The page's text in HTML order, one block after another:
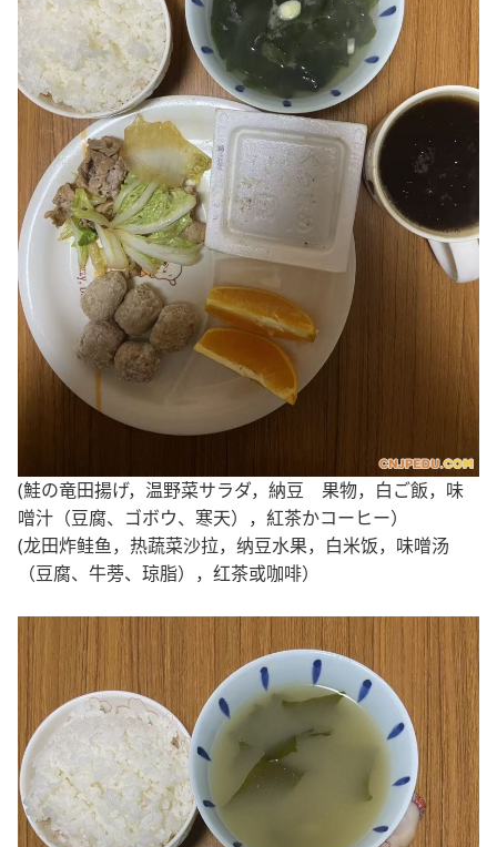
(鮭の竜田揚げ，温野菜サラダ，納豆 果物，白ご飯，味
噌汁（豆腐、ゴボウ、寒天），紅茶かコーヒー）
(龙田炸鲑鱼，热蔬菜沙拉，纳豆水果，白米饭，味噌汤
（豆腐、牛蒡、琼脂），红茶或咖啡）